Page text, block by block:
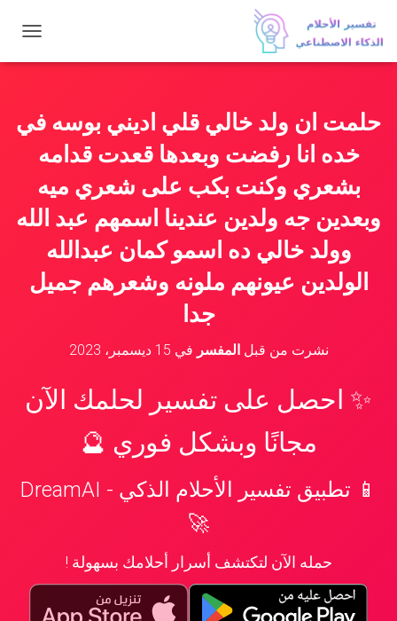
ب
ا
حلمت ان ولد خالي قلي اديني بوسه في
خده انا رفضت وبعدها قعدت قدامه
بشعري وكنت بكب على شعري ميه
وبعدين جه ولدين عندينا اسمهم عبد الله
وولد خالي ده اسمو كمان عبدالله
الولدين عيونهم ملونه وشعرهم جميل
جدا
نشرت من قبلالمفسر في 15 ديسمبر، 2023
✨ احصل على تفسير لحلمك الآن
مجانًا وبشكل فوري 🔮
📱 تطبيق تفسير الأحلام الذكي - DreamAI
🚀
حمله الآن لتكتشف أسرار أحلامك بسهولة !